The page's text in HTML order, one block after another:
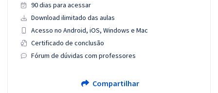
90 dias para acessar
Download ilimitado das aulas
Acesso no Android, iOS, Windows e Mac
Certificado de conclusão
Fórum de dúvidas com professores
Compartilhar